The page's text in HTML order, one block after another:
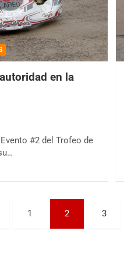
en la
#2 del Trofeo de
1 2 3